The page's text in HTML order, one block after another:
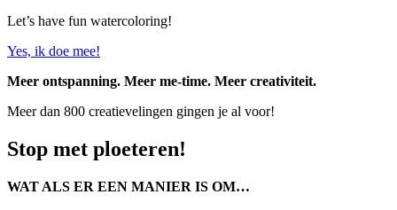
Let’s have fun watercoloring!
Yes, ik doe mee!
Meer ontspanning. Meer me-time. Meer creativiteit.
Meer dan 800 creatievelingen gingen je al voor!
Stop met ploeteren!
WAT ALS ER EEN MANIER IS OM…